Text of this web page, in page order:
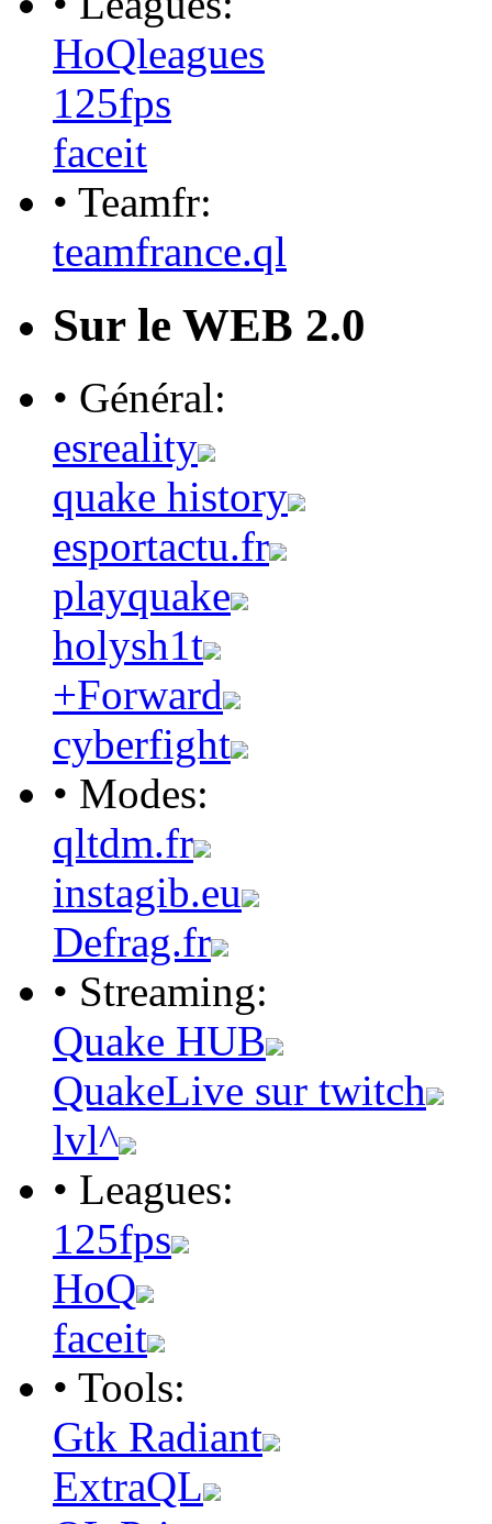
HoQleagues
125fps
faceit
• Teamfr:
teamfrance.ql
Sur le WEB 2.0
• Général:
esreality
quake history
esportactu.fr
playquake
holysh1t
+Forward
cyberfight
• Modes:
qltdm.fr
instagib.eu
Defrag.fr
• Streaming:
Quake HUB
QuakeLive sur twitch
lvl^
• Leagues:
125fps
HoQ
faceit
• Tools:
Gtk Radiant
ExtraQL